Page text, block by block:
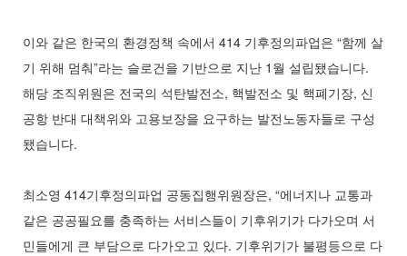
이와 같은 한국의 환경정책 속에서 414 기후정의파업은 “함께 살
기 위해 멈춰”라는 슬로건을 기반으로 지난 1월 설립됐습니다.
해당 조직위원은 전국의 석탄발전소, 핵발전소 및 핵폐기장, 신
공항 반대 대책위와 고용보장을 요구하는 발전노동자들로 구성
됐습니다.
최소영 414기후정의파업 공동집행위원장은, “에너지나 교통과
같은 공공필요를 충족하는 서비스들이 기후위기가 다가오며 서
민들에게 큰 부담으로 다가오고 있다. 기후위기가 불평등으로 다